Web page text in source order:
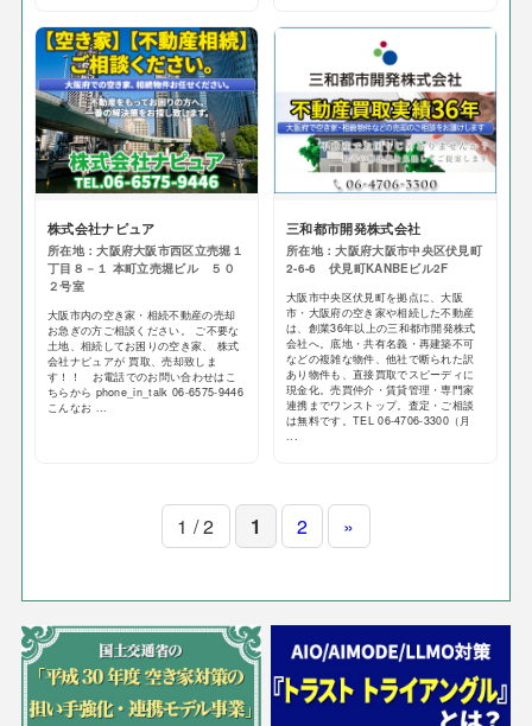
株式会社ナピュア
所在地：大阪府大阪市西区立売堀１
丁目８－１ 本町立売堀ビル ５０
２号室
大阪市内の空き家・相続不動産の売却
お急ぎの方ご相談ください。 ご不要な
土地、相続してお困りの空き家、 株式
会社ナピュアが 買取、売却致しま
す！！ お電話でのお問い合わせはこ
ちらから phone_in_talk 06-6575-9446
こんなお ...
三和都市開発株式会社
所在地：大阪府大阪市中央区伏見町
2-6-6 伏見町KANBEビル2F
大阪市中央区伏見町を拠点に、大阪
市・大阪府の空き家や相続した不動産
は、創業36年以上の三和都市開発株式
会社へ。底地・共有名義・再建築不可
などの複雑な物件、他社で断られた訳
あり物件も、直接買取でスピーディに
現金化。売買仲介・賃貸管理・専門家
連携までワンストップ。査定・ご相談
は無料です。TEL 06-4706-3300（月
...
1 / 2 1 2 »